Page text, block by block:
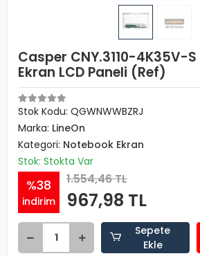
Casper CNY.3110-4K35V-
Ekran LCD Paneli (Ref)
Stok Kodu: QGWNWWBZRJ
Marka: LineOn
Kategori: Notebook Ekran
Stok: Stokta Var
%38
indirim
1.554,46 TL
967,98 TL
Sepete
Ekle